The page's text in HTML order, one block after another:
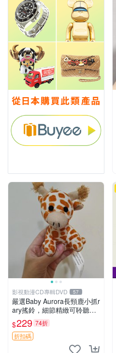
影視動漫CD專輯DVD 57
嚴選Baby Aurora長頸鹿小抓r
ary搖鈴，細節精緻可聆聽清
脆鈴音 軟萌可愛 定制紀念 金
屬搖鈴 新手媽咪推薦 長頸鹿
抓rary 搖鈴
$229 74折
折扣碼